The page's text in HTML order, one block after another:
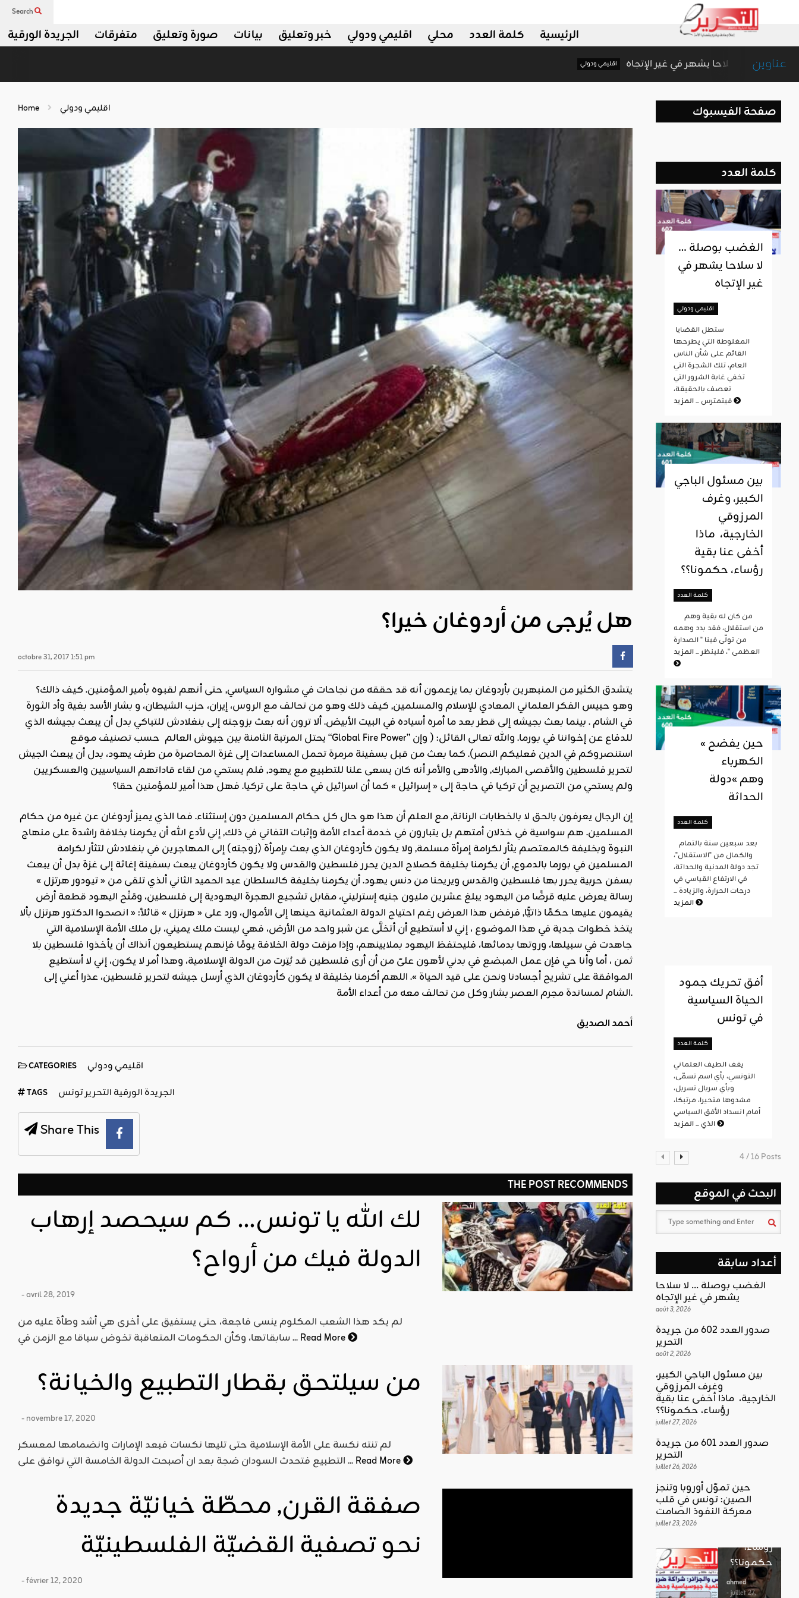
Search
الجريدة الورقية متفرقات صورة وتعليق بيانات خبر وتعليق اقليمي ودولي محلي كلمة العدد الرئيسية
عناوين
الغضب بوصلة … لا سلاحا يشهر في غير الإتجاه
Home اقليمي ودولي
هل يُرجى من أردوغان خيرا؟
octobre 31, 2017 1:51 pm
يتشدق الكثير من المنبهرين بأردوغان بما يزعمون أنه قد حققه من نجاحات في مشواره السياسي, حتى أنهم لقبوه بأمير المؤمنين. كيف ذالك؟
وهو حبيس الفكر العلماني المعادي للإسلام والمسلمين, كيف ذلك وهو من تحالف مع الروس، إيران، حزب الشيطان، و بشار الأسد بغية وأد الثورة
في الشام . بينما بعث بجيشه إلى قطر بعد ما أمره أسياده في البيت الأبيض. ألا ترون أنه بعث بزوجته إلى بنغلادش للتباكي بدل أن يبعث بجيشه الذي
يحتل المرتبة الثامنة بين جيوش العالم حسب تصنيف موقع “Global Fire Power” للدفاع عن إخواننا في بورما. والله تعالى القائل: ( وإن
استنصروكم في الدين فعليكم النصر). كما بعث من قبل بسفينة مرمرة تحمل المساعدات إلى غزة المحاصرة من طرف يهود، بدل أن يبعث الجيش
لتحرير فلسطين والأقصى المبارك, والأدهى والأمر أنه كان يسعى علنا للتطبيع مع يهود, فلم يستحي من لقاء قاداتهم السياسيين والعسكريين
ولم يستحي من التصريح أن تركيا في حاجة إلى « إسرائيل » كما أن اسرائيل في حاجة على تركيا. فهل هذا أمير للمؤمنين حقا؟
إن الرجال يعرفون بالحق لا بالخطابات الرنانة, مع العلم أن هذا هو حال كل حكام المسلمين دون إستثناء. فما الذي يميز أردوغان عن غيره من حكام
المسلمين. هم سواسية في خذلان أمتهم بل يتبارون في خدمة أعداء الأمة وإثبات التفاني في ذلك, إني لأدع الله أن يكرمنا بخلافة راشدة على منهاج
النبوة وبخليفة كالمعتصم يثأر لكرامة إمرأة مسلمة, ولا يكون كأردوغان الذي بعث بإمرأة (زوجته) إلى المهاجرين في بنغلادش لتثأر لكرامة
المسلمين في بورما بالدموع, أن يكرمنا بخليفة كصلاح الدين يحرر فلسطين والقدس ولا يكون كأردوغان يبعث بسفينة إغاثة إلى غزة بدل أن يبعث
بسفن حربية يحرر بها فلسطين والقدس ويريحنا من دنس يهود. أن يكرمنا بخليفة كالسلطان عبد الحميد الثاني ألذي تلقى من « تيودور هرتزل »
رسالة يعرض عليه قرضًا من اليهود يبلغ عشرين مليون جنيه إسترليني، مقابل تشجيع الهجرة اليهودية إلى فلسطين، ومَنْح اليهود قطعة أرض
يقيمون عليها حكمًا ذاتيًّا, فرفض هذا العرض رغم احتياج الدولة العثمانية حينها إلى الأموال، ورد على « هرتزل » قائلاً: « انصحوا الدكتور هرتزل بألا
يتخذ خطوات جدية في هذا الموضوع ، إني لا أستطيع أن أتخلَّى عن شبر واحد من الأرض، فهي ليست ملك يميني، بل ملك الأمة الإسلامية التي
جاهدت في سبيلها، وروتها بدمائها، فليحتفظ اليهود بملايينهم، وإذا مزقت دولة الخلافة يومًا فإنهم يستطيعون آنذاك أن يأخذوا فلسطين بلا
ثمن ، أما وأنا حي فإن عمل المبضع في بدني لأهون علىّ من أن أرى فلسطين قد بُتِرت من الدولة الإسلامية، وهذا أمر لا يكون، إني لا أستطيع
الموافقة على تشريح أجسادنا ونحن على قيد الحياة ». اللهم أكرمنا بخليفة لا يكون كأردوغان الذي أرسل جيشه لتحرير فلسطين، عذرا أعني إلى
الشام لمساندة مجرم العصر بشار وكل من تحالف معه من أعداء الأمة.
أحمد الصديق
CATEGORIES اقليمي ودولي
TAGS الجريدة الورقية التحرير تونس
Share This
THE POST RECOMMENDS
لك الله يا تونس… كم سيحصد إرهاب
الدولة فيك من أرواح؟
- avril 28, 2019
لم يكد هذا الشعب المكلوم ينسى فاجعة، حتى يستفيق على أخرى هي أشد وطأة عليه من
سابقاتها، وكأن الحكومات المتعاقبة تخوض سباقا مع الزمن في ...Read More
من سيلتحق بقطار التطبيع والخيانة؟
- novembre 17, 2020
لم تنته نكسة على الأمة الإسلامية حتى تليها نكسات فبعد الإمارات وانضمامها لمعسكر
التطبيع فتحدث السودان ضجة بعد ان أصبحت الدولة الخامسة التي توافق على ...Read More
صفقة القرن, محطّة خيانيّة جديدة
نحو تصفية القضيّة الفلسطينيّة
- février 12, 2020
صفحة الفيسبوك
كلمة العدد
الغضب بوصلة …
لا سلاحا يشهر في
غير الإتجاه
اقليمي ودولي
المغلوطة التي يطرحها
القائم على شأن الناس
العام، تلك الشجرة التي
تخفي غابة الشرور التي
تعصف بالحقيقة،
فيتمترس ...المزيد
بين مسئول الباجي
الكبير، وغرف
المرزوقي
الخارجية، ماذا
أخفى عنا بقية
رؤساء، حكمونا؟؟
كلمة العدد
من استقلال، فقد بدد وهمه
من تولّى فينا " الصدارة
العظمى "، فلينظر ...المزيد
« حين يفضح
الكهرباء
وهم »دولة
الحداثة
كلمة العدد
والكمال من "الاستقلال"،
تجد دولة المدنية والحداثة،
في الارتفاع القياسي في
درجات الحرارة، والزيادة ...
المزيد
أفق تحريك جمود
الحياة السياسية
في تونس
كلمة العدد
يقف الطيف العلماني
التونسي، بأي اسم تسمّى،
وبأي سربال تسربل،
مشدوها متحيرا، مرتبكا،
أمام انسداد الأفق السياسي
الذي ...المزيد
4 / 16 Posts
البحث في الموقع
أعداد سابقة
الغضب بوصلة … لا سلاحا
يشهر في غير الإتجاه
août 3, 2026
صدور العدد 602 من جريدة
التحرير
août 2, 2026
بين مسئول الباجي الكبير،
وغرف المرزوقي
الخارجية، ماذا أخفى عنا بقية
رؤساء، حكمونا؟؟
juillet 27, 2026
صدور العدد 601 من جريدة
التحرير
juillet 26, 2026
حين تموّل أوروبا وتنجز
الصين: تونس في قلب
معركة النفوذ الصامت
juillet 23, 2026
اقليمي ودولي
حين تموّل
أوروبا
وتنجز
اقليمي ودولي
بين
الباجي
المرزوقي
الخارجية،
ماذا أخفى
رؤساء،
حكمونا؟؟
ahmed
- juillet 27,